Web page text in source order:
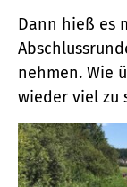
Dann hieß es
nehmen. Wie
wieder viel zu